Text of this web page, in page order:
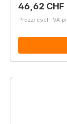
Prezzo
46,62 CHF
Prezzi escl. IVA